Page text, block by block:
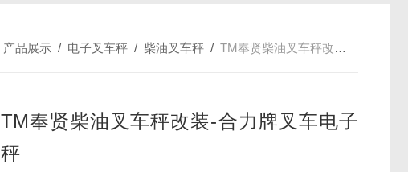
产品展示 / 电子叉车秤 / 柴油叉车秤 /TM奉贤柴油叉车秤改装-合力牌叉车电子秤
TM奉贤柴油叉车秤改装-合力牌叉车电子
秤